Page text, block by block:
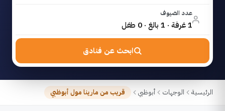
عدد الضيوف
1 غرفة · 1 بالغ · 0 طفل
ابحث عن فنادق
الرئيسية الوجهات أبوظبي قريب من مارينا مول أبوظبي